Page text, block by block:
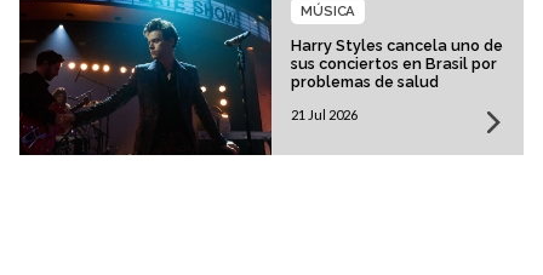
Harry Styles cancela uno de
sus conciertos en Brasil por
problemas de salud
MÚSICA
21 Jul 2026